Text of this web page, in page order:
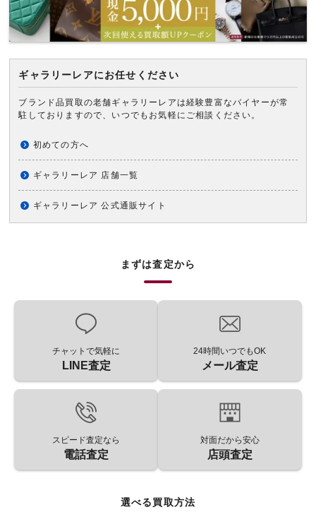
ギャラリーレアにお任せください
ブランド品買取の老舗ギャラリーレアは経験豊富なバイヤーが常
駐しておりますので、いつでもお気軽にご相談ください。
初めての方へ
ギャラリーレア 店舗一覧
ギャラリーレア 公式通販サイト
まずは査定から
チャットで気軽に
LINE査定
24時間いつでもOK
メール査定
スピード査定なら
電話査定
対面だから安心
店頭査定
選べる買取方法